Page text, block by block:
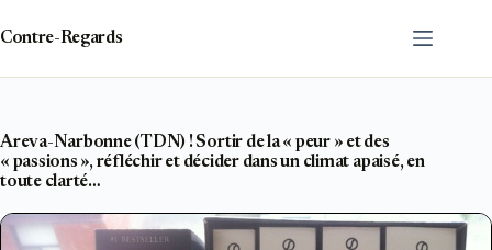
contenu
Contre-Regards
Areva-Narbonne (TDN) ! Sortir de la « peur » et des
« passions », réfléchir et décider dans un climat apaisé, en
toute clarté…